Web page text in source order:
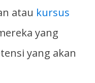
atau kursus
yang
yang akan